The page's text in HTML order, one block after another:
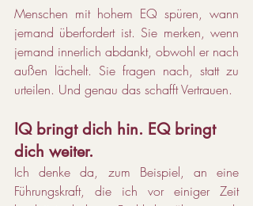
Menschen mit hohem EQ spüren, wann
jemand überfordert ist. Sie merken, wenn
jemand innerlich abdankt, obwohl er nach
außen lächelt. Sie fragen nach, statt zu
urteilen. Und genau das schafft Vertrauen.
IQ bringt dich hin. EQ bringt
dich weiter.
Ich denke da, zum Beispiel, an eine
Führungskraft, die ich vor einiger Zeit